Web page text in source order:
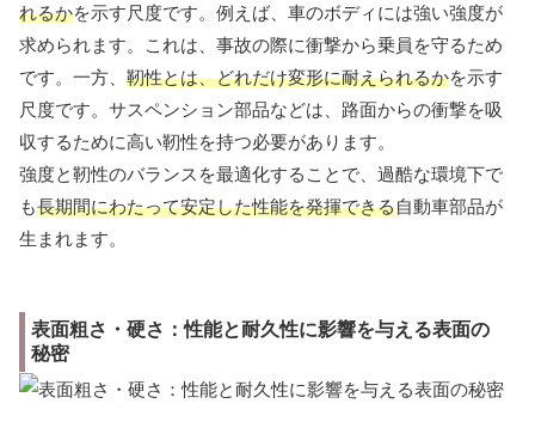
れるかを示す尺度です。例えば、車のボディには強い強度が
求められます。これは、事故の際に衝撃から乗員を守るため
です。一方、 靭性とは、どれだけ変形に耐えられるかを示す
尺度です。サスペンション部品などは、路面からの衝撃を吸
収するために高い靭性を持つ必要があります。
強度と靭性のバランスを最適化することで、過酷な環境下で
も長期間にわたって安定した性能を発揮できる自動車部品が
生まれます。
表面粗さ・硬さ：性能と耐久性に影響を与える表面の
秘密